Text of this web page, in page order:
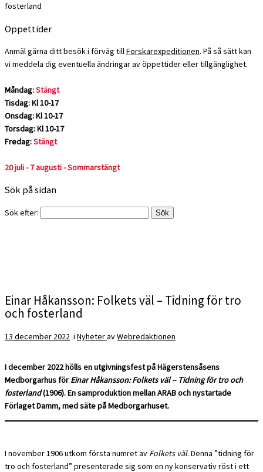
fosterland
Öppettider
Anmäl gärna ditt besök i förväg tillForskarexpeditionen. På så sätt kan
vi meddela dig eventuella ändringar av öppettider eller tillgänglighet.
Måndag:Stängt
Tisdag: Kl 10-17
Onsdag: Kl 10-17
Torsdag: Kl 10-17
Fredag:Stängt
20 juli - 7 augusti - Sommarstängt
Sök på sidan
Sök efter:
Einar Håkansson: Folkets väl – Tidning för tro
och fosterland
13 december 2022 i NyheteravWebredaktionen
I december 2022 hölls en utgivningsfest på Hägerstensåsens
Medborgarhus förEinar Håkansson: Folkets väl – Tidning för tro och
fosterland(1906). En samproduktion mellan ARAB och nystartade
Förlaget Damm, med säte på Medborgarhuset.
I november 1906 utkom första numret av Folkets väl. Denna ”tidning för
tro och fosterland” presenterade sig som en ny konservativ röst i ett